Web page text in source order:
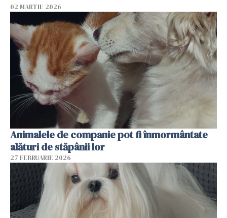
02 MARTIE 2026
Animalele de companie pot fi înmormântate
alături de stăpânii lor
27 FEBRUARIE 2026